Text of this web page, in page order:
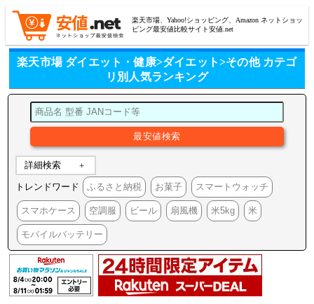
楽天市場、Yahoo!ショッピング、Amazon ネットショッ
ピング最安値比較サイト安値.net
楽天市場 ダイエット・健康>ダイエット>その他 カテゴ
リ別人気ランキング
詳細検索
トレンドワード ふるさと納税 お菓子 スマートウォッチ
スマホケース 空調服 ビール 扇風機 米5kg 米
モバイルバッテリー